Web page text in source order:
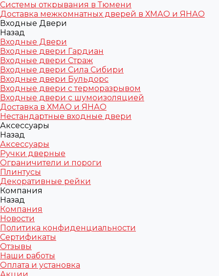
Системы открывания в Тюмени
Доставка межкомнатных дверей в ХМАО и ЯНАО
Входные Двери
Назад
Входные Двери
Входные двери Гардиан
Входные двери Страж
Входные двери Сила Сибири
Входные двери Бульдорс
Входные двери с терморазрывом
Входные двери с шумоизоляцией
Доставка в ХМАО и ЯНАО
Нестандартные входные двери
Аксессуары
Назад
Аксессуары
Ручки дверные
Ограничители и пороги
Плинтусы
Декоративные рейки
Компания
Назад
Компания
Новости
Политика конфиденциальности
Сертификаты
Отзывы
Наши работы
Оплата и установка